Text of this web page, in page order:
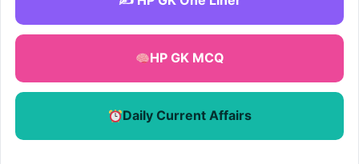
HP GK MCQ
Daily Current Affairs